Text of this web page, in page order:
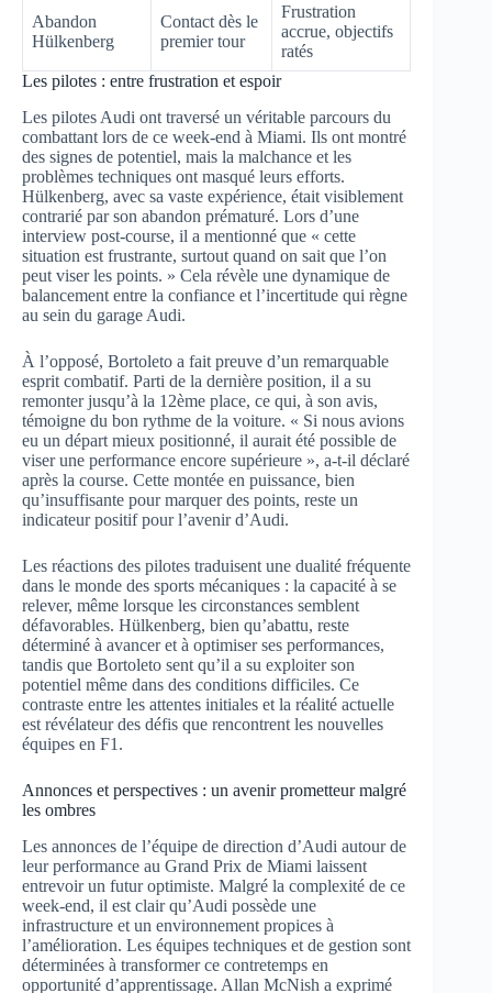
Abandon
Hülkenberg
Contact dès le
premier tour
Frustration
accrue, objectifs
ratés
Les pilotes : entre frustration et espoir
Les pilotes Audi ont traversé un véritable parcours du
combattant lors de ce week-end à Miami. Ils ont montré
des signes de potentiel, mais la malchance et les
problèmes techniques ont masqué leurs efforts.
Hülkenberg, avec sa vaste expérience, était visiblement
contrarié par son abandon prématuré. Lors d’une
interview post-course, il a mentionné que « cette
situation est frustrante, surtout quand on sait que l’on
peut viser les points. » Cela révèle une dynamique de
balancement entre la confiance et l’incertitude qui règne
au sein du garage Audi.
À l’opposé, Bortoleto a fait preuve d’un remarquable
esprit combatif. Parti de la dernière position, il a su
remonter jusqu’à la 12ème place, ce qui, à son avis,
témoigne du bon rythme de la voiture. « Si nous avions
eu un départ mieux positionné, il aurait été possible de
viser une performance encore supérieure », a-t-il déclaré
après la course. Cette montée en puissance, bien
qu’insuffisante pour marquer des points, reste un
indicateur positif pour l’avenir d’Audi.
Les réactions des pilotes traduisent une dualité fréquente
dans le monde des sports mécaniques : la capacité à se
relever, même lorsque les circonstances semblent
défavorables. Hülkenberg, bien qu’abattu, reste
déterminé à avancer et à optimiser ses performances,
tandis que Bortoleto sent qu’il a su exploiter son
potentiel même dans des conditions difficiles. Ce
contraste entre les attentes initiales et la réalité actuelle
est révélateur des défis que rencontrent les nouvelles
équipes en F1.
Annonces et perspectives : un avenir prometteur malgré
les ombres
Les annonces de l’équipe de direction d’Audi autour de
leur performance au Grand Prix de Miami laissent
entrevoir un futur optimiste. Malgré la complexité de ce
week-end, il est clair qu’Audi possède une
infrastructure et un environnement propices à
l’amélioration. Les équipes techniques et de gestion sont
déterminées à transformer ce contretemps en
opportunité d’apprentissage. Allan McNish a exprimé